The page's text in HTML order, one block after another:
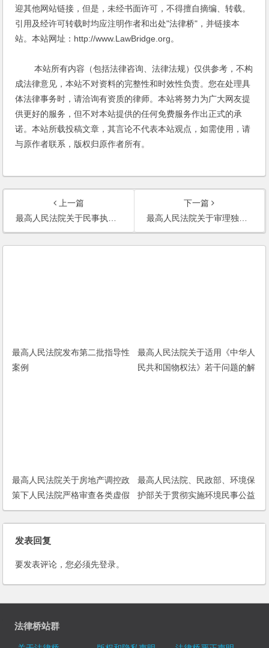
迎其他网站链接，但是，未经书面许可，不得擅自摘编、转载。
引用及经许可转载时均应注明作者和出处"法律桥"，并链接本
站。本站网址：http://www.LawBridge.org。
本站所有内容（包括法律咨询、法律法规）仅供参考，不构
成法律意见，本站不对资料的完整性和时效性负责。您在处理具
体法律事务时，请洽询有资质的律师。本站将努力为广大网友提
供更好的服务，但不对本站提供的任何免费服务作出正式的承
诺。本站所载投稿文章，其言论不代表本站观点，如需使用，请
与原作者联系，版权归原作者所有。
上一篇
最高人民法院关于民事执行中变更、追加当事人若干问题的规定
下一篇
最高人民法院关于审理独立保函纠纷案件若干问题的规定
最高人民法院发布第二批指导性
案例
最高人民法院关于适用《中华人
民共和国物权法》若干问题的解
最高人民法院关于房地产调控政
策下人民法院严格审查各类虚假
诉讼的紧急通知
最高人民法院、民政部、环境保
护部关于贯彻实施环境民事公益
诉讼制度的通知
发表回复
要发表评论，您必须先登录。
法律桥站群